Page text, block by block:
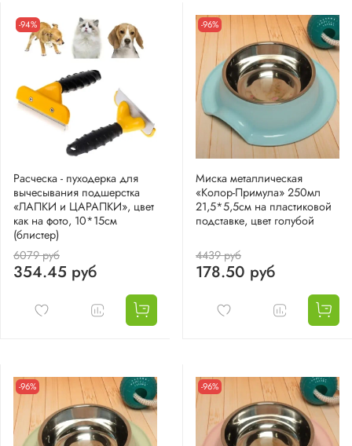
-94%
Расческа - пуходерка для
вычесывания подшерстка
«ЛАПКИ и ЦАРАПКИ», цвет
как на фото, 10*15см
(блистер)
6079 руб
354.45 руб
-96%
Миска металлическая
«Колор-Примула» 250мл
21,5*5,5см на пластиковой
подставке, цвет голубой
4439 руб
178.50 руб
-96% -96%